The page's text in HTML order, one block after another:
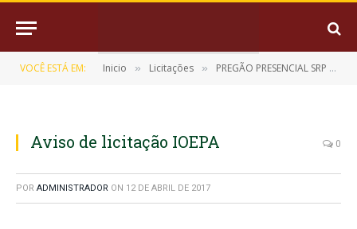
VOCÊ ESTÁ EM: Inicio » Licitações » PREGÃO PRESENCIAL SRP Nº 9/2017-008
Aviso de licitação IOEPA 0
POR ADMINISTRADOR ON 12 DE ABRIL DE 2017